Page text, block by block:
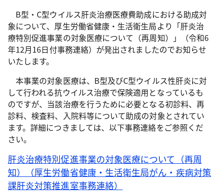
B型・C型ウイルス肝炎治療医療費助成における助成対
象について、厚生労働省健康・生活衛生局より「肝炎治
療特別促進事業の対象医療について（再周知）」（令和6
年12月16日付事務連絡）が発出されましたのでお知らせ
いたします。
本事業の対象医療は、B型及びC型ウイルス性肝炎に対
して行われる抗ウイルス治療で保険適用となっているも
のですが、当該治療を行うために必要となる初診料、再
診料、検査料、入院料等について助成の対象とされてい
ます。詳細につきましては、以下事務連絡をご参照くだ
さい。
肝炎治療特別促進事業の対象医療について（再周
知）（厚生労働省健康・生活衛生局がん・疾病対策
課肝炎対策推進室事務連絡）